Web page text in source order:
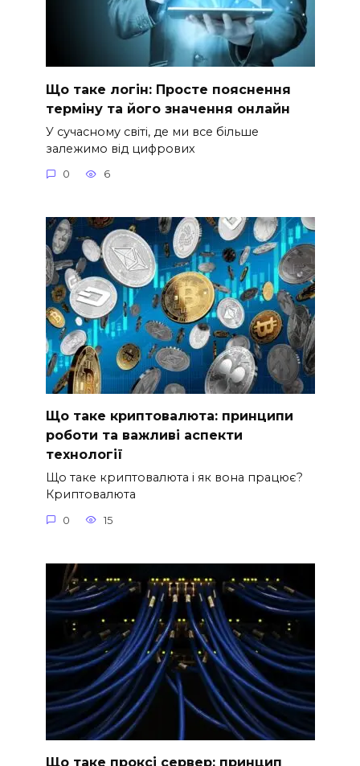
Що таке логін: Просте пояснення
терміну та його значення онлайн
У сучасному світі, де ми все більше
залежимо від цифрових
0 6
Що таке криптовалюта: принципи
роботи та важливі аспекти
технології
Що таке криптовалюта і як вона працює?
Криптовалюта
0 15
Що таке проксі сервер: принцип